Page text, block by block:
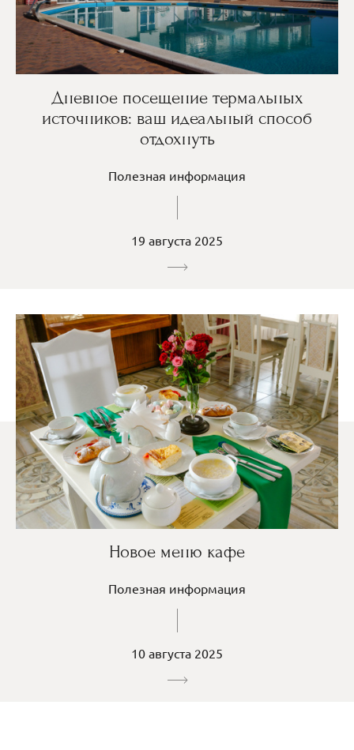
Дневное посещение термальных
источников: ваш идеальный способ
отдохнуть
Полезная информация
19 августа 2025
Новое меню кафе
Полезная информация
10 августа 2025